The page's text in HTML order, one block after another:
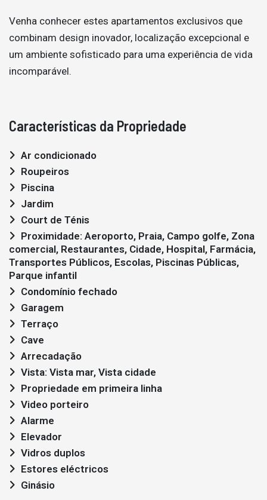
Venha conhecer estes apartamentos exclusivos que
combinam design inovador, localização excepcional e
um ambiente sofisticado para uma experiência de vida
incomparável.
Características da Propriedade
Ar condicionado
Roupeiros
Piscina
Jardim
Court de Ténis
comercial, Restaurantes, Cidade, Hospital, Farmácia,
Transportes Públicos, Escolas, Piscinas Públicas,
Parque infantil
Condomínio fechado
Garagem
Terraço
Cave
Arrecadação
Vista: Vista mar, Vista cidade
Propriedade em primeira linha
Video porteiro
Alarme
Elevador
Vidros duplos
Estores eléctricos
Ginásio